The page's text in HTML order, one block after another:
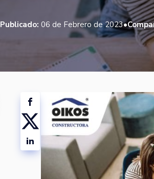
Publicado: 06 de Febrero de 2023•